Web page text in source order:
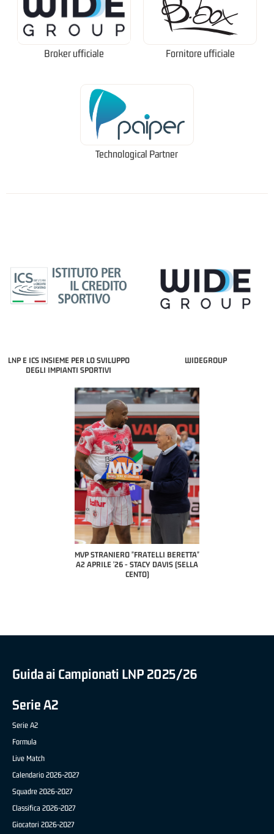
Broker ufficiale Fornitore ufficiale
Technological Partner
LNP E ICS INSIEME PER LO SVILUPPO
DEGLI IMPIANTI SPORTIVI
WIDEGROUP
MVP "FRATELLI BERETTA" SAMUEL
DILAS B NAZIONALE APRILE '26 -
MARCO RESTELLI (TAV TREVIGLIO
Guida ai Campionati LNP 2025/26
Serie A2
Serie A2
Formula
Live Match
Calendario 2026-2027
Squadre 2026-2027
Classifica 2026-2027
Giocatori 2026-2027